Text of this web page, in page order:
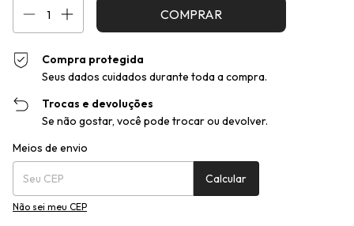
Compra protegida
Seus dados cuidados durante toda a compra.
Trocas e devoluções
Se não gostar, você pode trocar ou devolver.
Entregas para o CEP:
Meios de envio
Calcular
Não sei meu CEP